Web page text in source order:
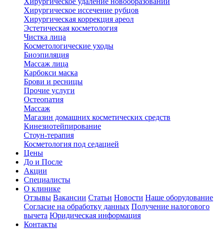
Хирургическое иссечение рубцов
Хирургическая коррекция ареол
Эстетическая косметология
Чистка лица
Косметологические уходы
Биоэпиляция
Массаж лица
Карбокси маска
Брови и ресницы
Прочие услуги
Остеопатия
Массаж
Магазин домашних косметических средств
Кинезиотейпирование
Стоун-терапия
Косметология под седацией
Цены
До и После
Акции
Специалисты
О клинике
Отзывы Вакансии Статьи Новости Наше оборудование
Согласие на обработку данных Получение налогового
вычета Юридическая информация
Контакты